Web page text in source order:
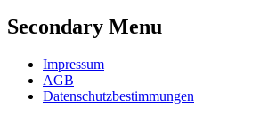
Secondary Menu
Impressum
AGB
Datenschutzbestimmungen